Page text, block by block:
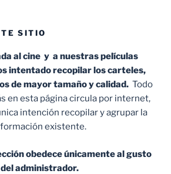
SITIO
al cine y a nuestras películas
intentado recopilar los carteles,
de mayor tamaño y calidad. Todo
en esta página circula por internet,
intención recopilar y agrupar la
existente.
obedece únicamente al gusto
del administrador.